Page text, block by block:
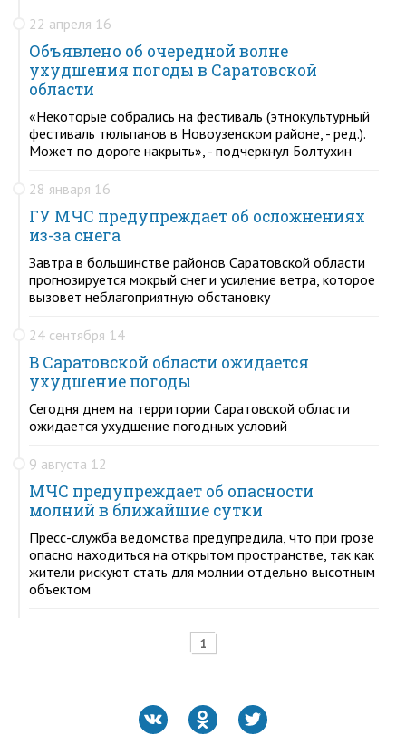
22 апреля 16
Объявлено об очередной волне
ухудшения погоды в Саратовской
области
«Некоторые собрались на фестиваль (этнокультурный
фестиваль тюльпанов в Новоузенском районе, - ред.).
Может по дороге накрыть», - подчеркнул Болтухин
28 января 16
ГУ МЧС предупреждает об осложнениях
из-за снега
Завтра в большинстве районов Саратовской области
прогнозируется мокрый снег и усиление ветра, которое
вызовет неблагоприятную обстановку
24 сентября 14
В Саратовской области ожидается
ухудшение погоды
Сегодня днем на территории Саратовской области
ожидается ухудшение погодных условий
9 августа 12
МЧС предупреждает об опасности
молний в ближайшие сутки
Пресс-служба ведомства предупредила, что при грозе
опасно находиться на открытом пространстве, так как
жители рискуют стать для молнии отдельно высотным
объектом
1